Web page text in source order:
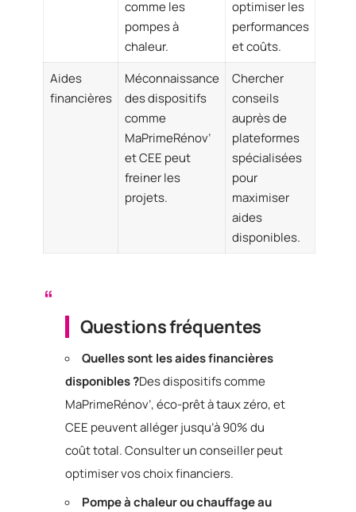
comme les
pompes à
chaleur.
optimiser les
performances
et coûts.
Aides
financières
Méconnaissance
des dispositifs
comme
MaPrimeRénov’
et CEE peut
freiner les
projets.
Chercher
conseils
auprès de
plateformes
spécialisées
pour
maximiser
aides
disponibles.
Questions fréquentes
Quelles sont les aides financières
disponibles ?Des dispositifs comme
MaPrimeRénov’, éco-prêt à taux zéro, et
CEE peuvent alléger jusqu’à 90% du
coût total. Consulter un conseiller peut
optimiser vos choix financiers.
Pompe à chaleur ou chauffage au